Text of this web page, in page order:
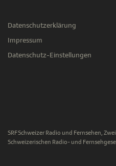
Datenschutzerklärung
Impressum
Datenschutz-Einstellungen
SRF Schweizer Radio und Fernsehen,
Schweizerischen Radio- und